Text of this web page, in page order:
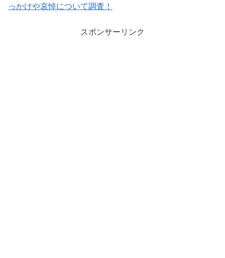
っかけや哀悼について調査！
スポンサーリンク